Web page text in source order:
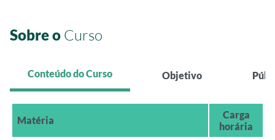
Sobre o Curso
Conteúdo do Curso Objetivo
Matéria
Carga
horária